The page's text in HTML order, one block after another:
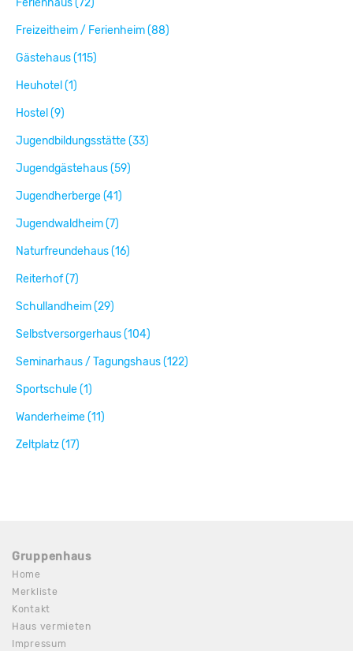
Ferienhaus (72)
Freizeitheim / Ferienheim (88)
Gästehaus (115)
Heuhotel (1)
Hostel (9)
Jugendbildungsstätte (33)
Jugendgästehaus (59)
Jugendherberge (41)
Jugendwaldheim (7)
Naturfreundehaus (16)
Reiterhof (7)
Schullandheim (29)
Selbstversorgerhaus (104)
Seminarhaus / Tagungshaus (122)
Sportschule (1)
Wanderheime (11)
Zeltplatz (17)
Gruppenhaus
Home
Merkliste
Kontakt
Haus vermieten
Impressum